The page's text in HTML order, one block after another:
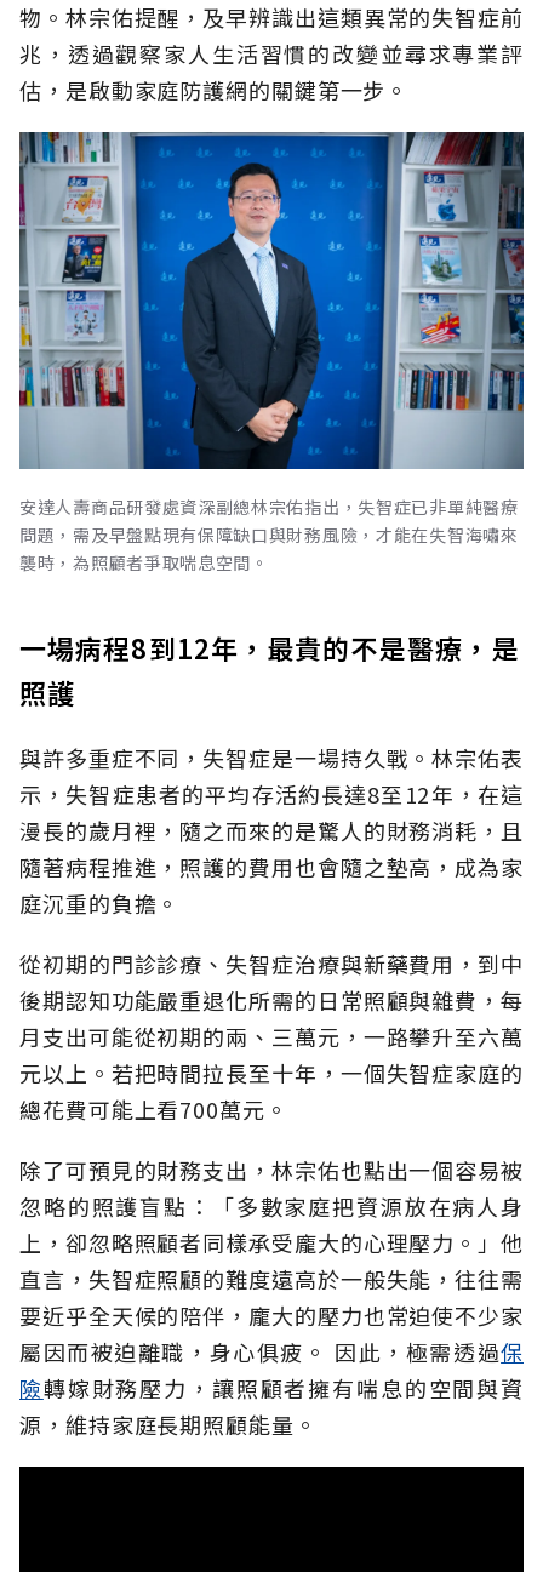
物。林宗佑提醒，及早辨識出這類異常的失智症前
兆，透過觀察家人生活習慣的改變並尋求專業評
估，是啟動家庭防護網的關鍵第一步。
安達人壽商品研發處資深副總林宗佑指出，失智症已非單純醫療
問題，需及早盤點現有保障缺口與財務風險，才能在失智海嘯來
襲時，為照顧者爭取喘息空間。
一場病程8到12年，最貴的不是醫療，是
照護
與許多重症不同，失智症是一場持久戰。林宗佑表
示，失智症患者的平均存活約長達8至12年，在這
漫長的歲月裡，隨之而來的是驚人的財務消耗，且
隨著病程推進，照護的費用也會隨之墊高，成為家
庭沉重的負擔。
從初期的門診診療、失智症治療與新藥費用，到中
後期認知功能嚴重退化所需的日常照顧與雜費，每
月支出可能從初期的兩、三萬元，一路攀升至六萬
元以上。若把時間拉長至十年，一個失智症家庭的
總花費可能上看700萬元。
除了可預見的財務支出，林宗佑也點出一個容易被
忽略的照護盲點：「多數家庭把資源放在病人身
上，卻忽略照顧者同樣承受龐大的心理壓力。」他
直言，失智症照顧的難度遠高於一般失能，往往需
要近乎全天候的陪伴，龐大的壓力也常迫使不少家
屬因而被迫離職，身心俱疲。 因此，極需透過保
險轉嫁財務壓力，讓照顧者擁有喘息的空間與資
源，維持家庭長期照顧能量。